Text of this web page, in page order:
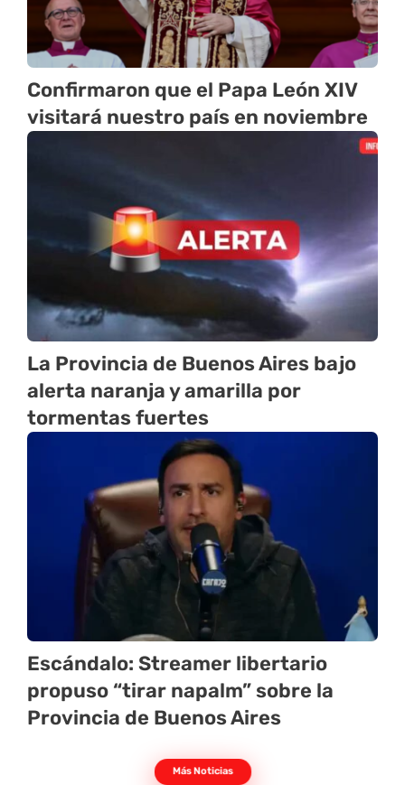
Confirmaron que el Papa León XIV
visitará nuestro país en noviembre
La Provincia de Buenos Aires bajo
alerta naranja y amarilla por
tormentas fuertes
Escándalo: Streamer libertario
propuso “tirar napalm” sobre la
Provincia de Buenos Aires
Más Noticias